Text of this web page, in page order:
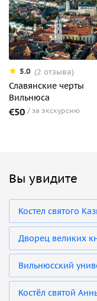
5.0 (2 отзыва)
Славянские черты
Вильнюса
€50 за экскурсию
Вы увидите
Костел святого
Дворец великих
Вильнюсский
Костёл святой